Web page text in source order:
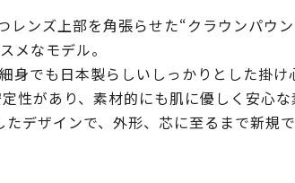
レンズ上部を角張らせた“クラウンパウ
メなモデル。
身でも日本製らしいしっかりとした掛け
性があり、素材的にも肌に優しく安心
デザインで、外形、芯に至るまで新規